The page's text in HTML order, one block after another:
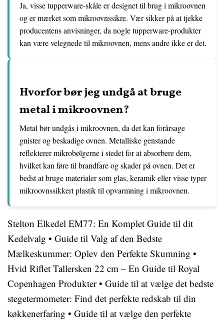
Ja, visse tupperware-skåle er designet til brug i mikroovnen
og er mærket som mikroovnssikre. Vær sikker på at tjekke
producentens anvisninger, da nogle tupperware-produkter
kan være velegnede til mikroovnen, mens andre ikke er det.
Hvorfor bør jeg undgå at bruge
metal i mikroovnen?
Metal bør undgås i mikroovnen, da det kan forårsage
gnister og beskadige ovnen. Metalliske genstande
reflekterer mikrobølgerne i stedet for at absorbere dem,
hvilket kan føre til brandfare og skader på ovnen. Det er
bedst at bruge materialer som glas, keramik eller visse typer
mikroovnssikkert plastik til opvarmning i mikroovnen.
Stelton Elkedel EM77: En Komplet Guide til dit
Kedelvalg • Guide til Valg af den Bedste
Mælkeskummer: Oplev den Perfekte Skumning •
Hvid Riflet Tallersken 22 cm – En Guide til Royal
Copenhagen Produkter• Guide til at vælge det bedste
stegetermometer: Find det perfekte redskab til din
køkkenerfaring • Guide til at vælge den perfekte